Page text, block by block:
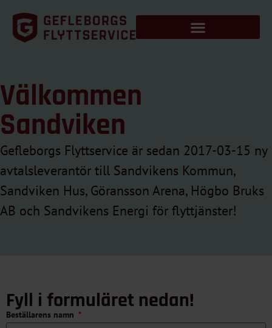
Välkommen
Sandviken
Gefleborgs Flyttservice är sedan 2017-03-15 ny
avtalsleverantör till Sandvikens Kommun,
Sandviken Hus, Göransson Arena, Högbo Bruks
AB och Sandvikens Energi för flyttjänster!
Fyll i formuläret nedan!
Beställarens namn